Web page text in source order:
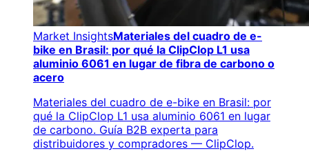
Market InsightsMateriales del cuadro de e-
bike en Brasil: por qué la ClipClop L1 usa
aluminio 6061 en lugar de fibra de carbono o
acero
Materiales del cuadro de e-bike en Brasil: por
qué la ClipClop L1 usa aluminio 6061 en lugar
de carbono. Guía B2B experta para
distribuidores y compradores — ClipClop.